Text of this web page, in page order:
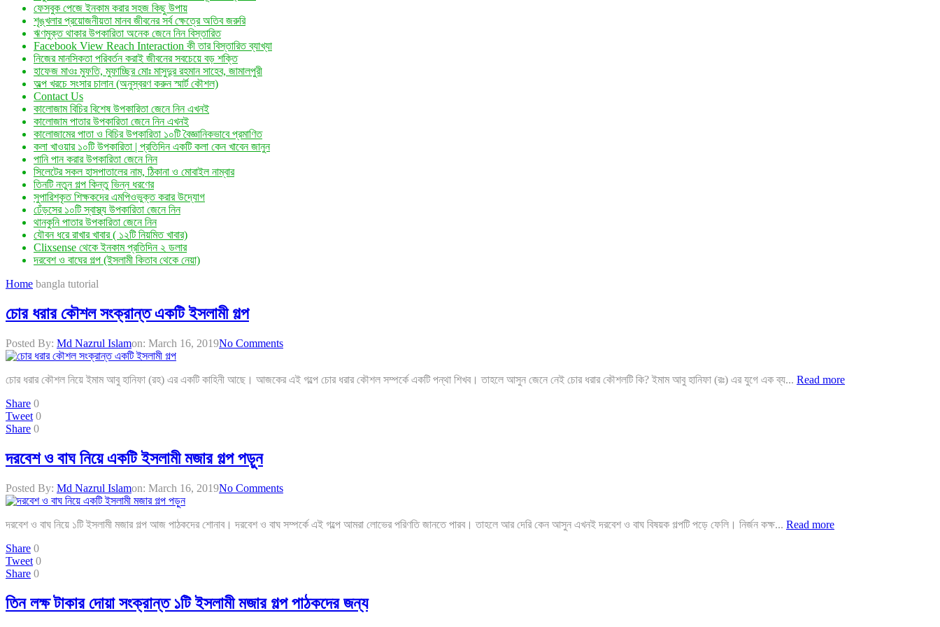
ফেসবুক পেজে ইনকাম করার সহজ কিছু উপায়
শৃঙ্খলার প্রয়োজনীয়তা মানব জীবনের সর্ব ক্ষেত্রে অতিব জরুরি
ঋণমুক্ত থাকার উপকারিতা অনেক জেনে নিন বিস্তারিত
Facebook View Reach Interaction কী তার বিস্তারিত ব্যাখ্যা
নিজের মানসিকতা পরিবর্তন করাই জীবনের সবচেয়ে বড় শক্তি
হাফেজ মাওঃ মুফতি, মুফাচ্ছির মোঃ মাসুদুর রহমান সাহেব, জামালপুরী
অল্প খরচে সংসার চালান (অনুস্বরণ করুন স্মার্ট কৌশল)
Contact Us
কালোজাম বিচির বিশেষ উপকারিতা জেনে নিন এখনই
কালোজাম পাতার উপকারিতা জেনে নিন এখনই
কালোজামের পাতা ও বিচির উপকারিতা ১০টি বৈজ্ঞানিকভাবে প্রমাণিত
কলা খাওয়ার ১০টি উপকারিতা | প্রতিদিন একটি কলা কেন খাবেন জানুন
পানি পান করার উপকারিতা জেনে নিন
সিলেটের সকল হাসপাতালের নাম, ঠিকানা ও মোবাইল নাম্বার
তিনটি নতুন গল্প কিন্তু ভিন্ন ধরণের
সুপারিশকৃত শিক্ষকদের এমপিওভুক্ত করার উদ্যোগ
ঢেঁড়সের ১০টি স্বাস্থ্য উপকারিতা জেনে নিন
থানকুনি পাতার উপকারিতা জেনে নিন
যৌবন ধরে রাখার খাবার ( ১২টি নিয়মিত খাবার)
Clixsense থেকে ইনকাম প্রতিদিন ২ ডলার
দরবেশ ও বাঘের গল্প (ইসলামী কিতাব থেকে নেয়া)
Home bangla tutorial
চোর ধরার কৌশল সংক্রান্ত একটি ইসলামী গল্প
Posted By: Md Nazrul Islamon: March 16, 2019No Comments
চোর ধরার কৌশল নিয়ে ইমাম আবু হানিফা (রহ) এর একটি কাহিনী আছে। আজকের এই গল্পে চোর ধরার কৌশল সম্পর্কে একটি পন্থা শিখব। তাহলে আসুন জেনে নেই চোর ধরার কৌশলটি কি? ইমাম আবু হানিফা (রঃ) এর যুগে এক ব্য... Read more
Share 0
Tweet 0
Share 0
দরবেশ ও বাঘ নিয়ে একটি ইসলামী মজার গল্প পড়ুন
Posted By: Md Nazrul Islamon: March 16, 2019No Comments
দরবেশ ও বাঘ নিয়ে ১টি ইসলামী মজার গল্প আজ পাঠকদের শোনাব। দরবেশ ও বাঘ সম্পর্কে এই গল্পে আমরা লোভের পরিণতি জানতে পারব। তাহলে আর দেরি কেন আসুন এখনই দরবেশ ও বাঘ বিষয়ক গল্পটি পড়ে ফেলি। নির্জন কক্ষ... Read more
Share 0
Tweet 0
Share 0
তিন লক্ষ টাকার দোয়া সংক্রান্ত ১টি ইসলামী মজার গল্প পাঠকদের জন্য